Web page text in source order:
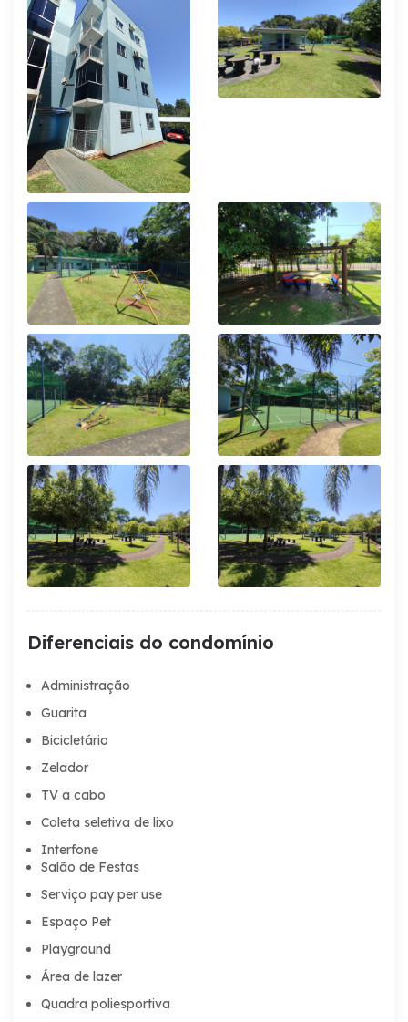
Diferenciais do condomínio
Administração
Guarita
Bicicletário
Zelador
TV a cabo
Coleta seletiva de lixo
Interfone
Salão de Festas
Serviço pay per use
Espaço Pet
Playground
Área de lazer
Quadra poliesportiva